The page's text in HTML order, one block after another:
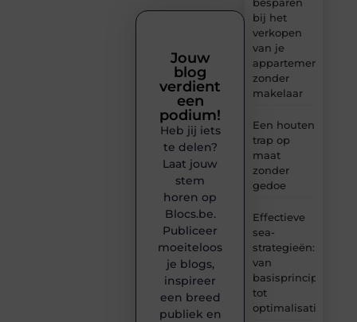
bij het
verkopen
van je
appartement
zonder
makelaar
Een houten
trap op
maat
zonder
gedoe
Effectieve
sea-
strategieën:
van
basisprincipes
tot
optimalisatie
Jouw
blog
verdient
een
podium!
Heb jij iets
te delen?
Laat jouw
stem
horen op
Blocs.be.
Publiceer
moeiteloos
je blogs,
inspireer
een breed
publiek en